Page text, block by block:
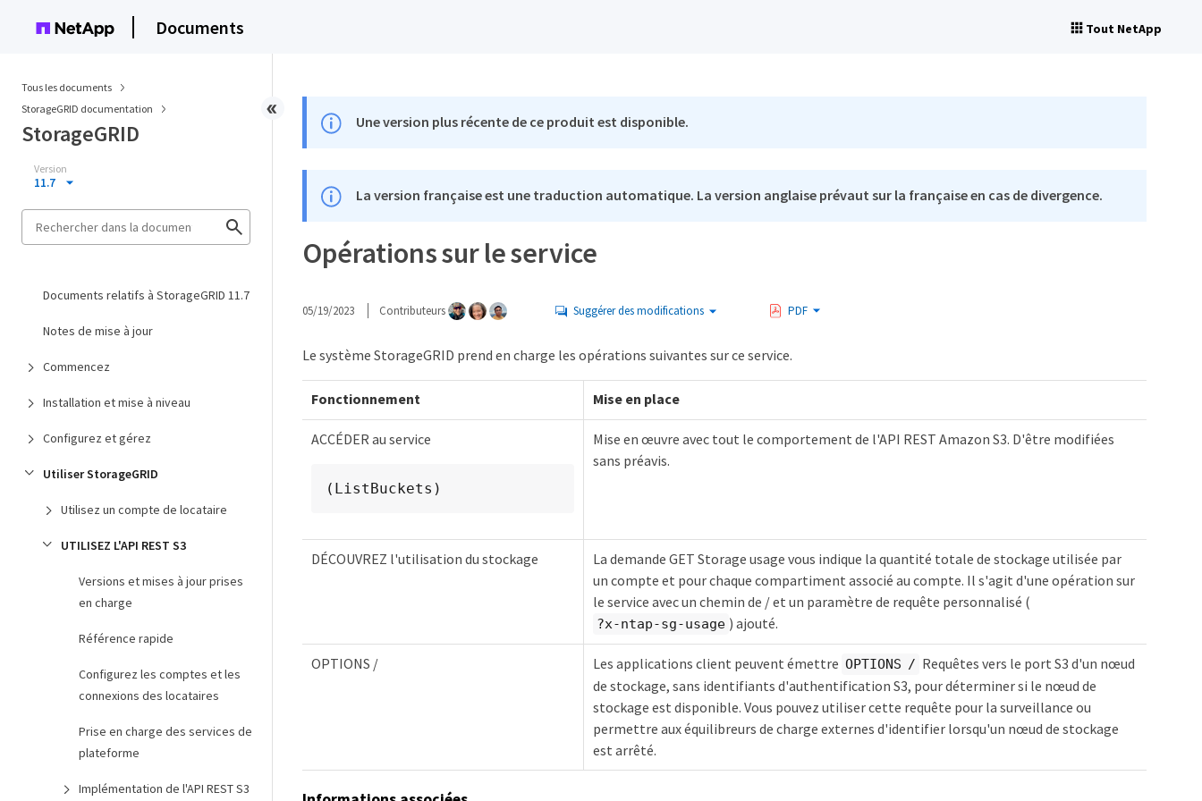
Documents Tout NetApp
Tous les documents
StorageGRID documentation
StorageGRID
Version
11.7
Documents relatifs à StorageGRID 11.7
Notes de mise à jour
Commencez
Installation et mise à niveau
Configurez et gérez
Utiliser StorageGRID
Utilisez un compte de locataire
UTILISEZ L'API REST S3
Versions et mises à jour prises
en charge
Référence rapide
Configurez les comptes et les
connexions des locataires
Prise en charge des services de
plateforme
Implémentation de l'API REST S3
Une version plus récente de ce produit est disponible.
La version française est une traduction automatique. La version anglaise prévaut sur la française en cas de divergence.
Opérations sur le service
05/19/2023 Contributeurs Suggérer des modifications PDF
Le système StorageGRID prend en charge les opérations suivantes sur ce service.
Fonctionnement Mise en place
ACCÉDER au service
(ListBuckets)
Mise en œuvre avec tout le comportement de l'API REST Amazon S3. D'être modifiées
sans préavis.
DÉCOUVREZ l'utilisation du stockage
La demande GET Storage usage vous indique la quantité totale de stockage utilisée par
un compte et pour chaque compartiment associé au compte. Il s'agit d'une opération sur
le service avec un chemin de / et un paramètre de requête personnalisé (
?x-ntap-sg-usage ) ajouté.
OPTIONS / Les applications client peuvent émettre OPTIONS / Requêtes vers le port S3 d'un nœud
de stockage, sans identifiants d'authentification S3, pour déterminer si le nœud de
stockage est disponible. Vous pouvez utiliser cette requête pour la surveillance ou
permettre aux équilibreurs de charge externes d'identifier lorsqu'un nœud de stockage
est arrêté.